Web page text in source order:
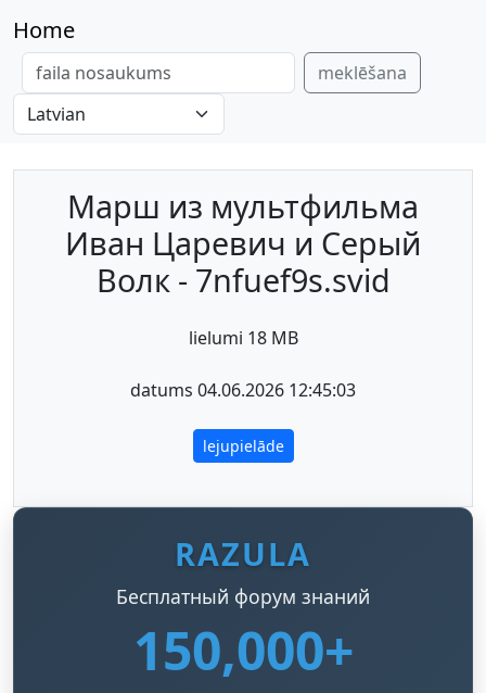
Home
meklēšana
Марш из мультфильма
Иван Царевич и Серый
Волк - 7nfuef9s.svid
lielumi 18 MB
datums 04.06.2026 12:45:03
lejupielāde
RAZULA
Бесплатный форум знаний
150,000+